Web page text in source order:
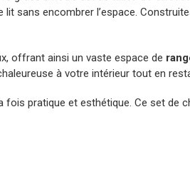
sans encombrer l’espace.
offrant ainsi un vaste espace de
à votre intérieur tout en
pratique et esthétique. Ce set de